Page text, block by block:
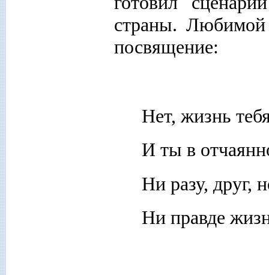
страны.
посвящение:
Нет, жизнь
И ты в
Ни разу, друг,
Ни правде